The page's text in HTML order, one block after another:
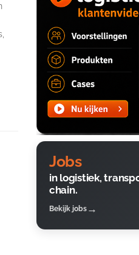
Jobs
in logistiek,
chain.
Bekijk jobs